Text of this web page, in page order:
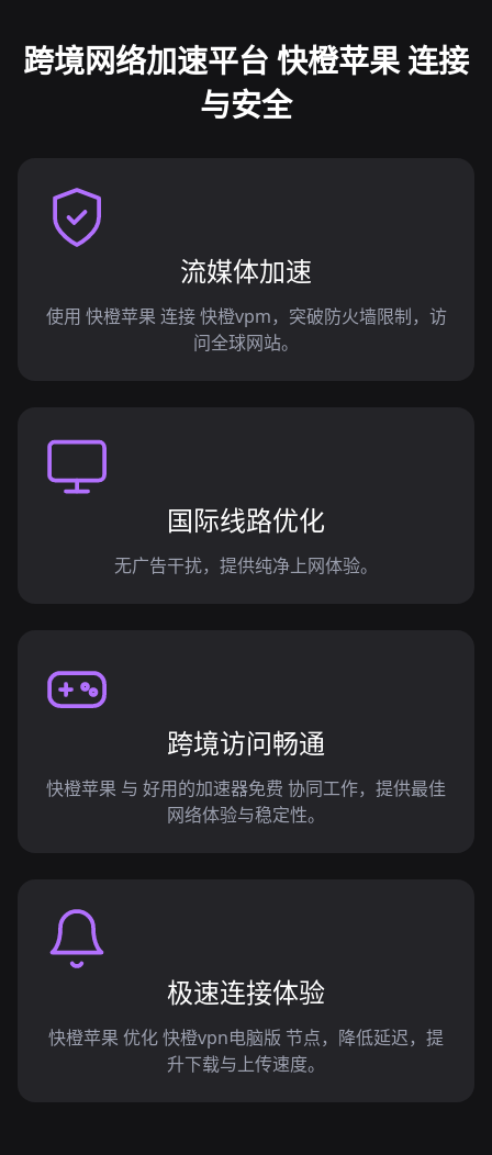
跨境网络加速平台 快橙苹果 连接
与安全
流媒体加速
使用 快橙苹果 连接 快橙vpm，突破防火墙限制，访
问全球网站。
国际线路优化
无广告干扰，提供纯净上网体验。
跨境访问畅通
快橙苹果 与 好用的加速器免费 协同工作，提供最佳
网络体验与稳定性。
极速连接体验
快橙苹果 优化 快橙vpn电脑版 节点，降低延迟，提
升下载与上传速度。